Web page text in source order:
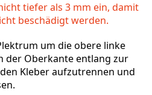
tiefer als 3 mm ein, damit
beschädigt werden.
um die obere linke
der Oberkante entlang zur
Kleber aufzutrennen und